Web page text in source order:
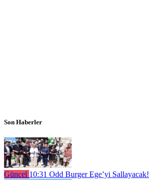
Son Haberler
Güncel 10:31 Odd Burger Ege’yi Sallayacak!